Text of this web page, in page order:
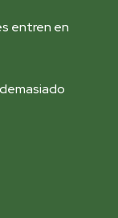
entren en